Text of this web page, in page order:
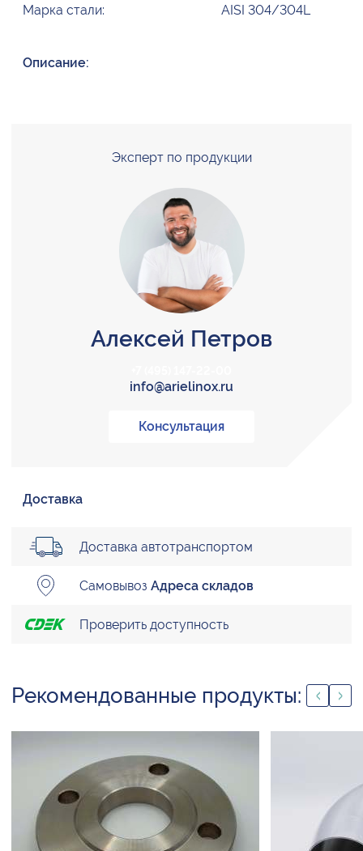
Марка стали: AISI 304/304L
Описание:
Эксперт по продукции
Алексей Петров
info@arielinox.ru
Консультация
Доставка
Доставка автотранспортом
Самовывоз Адреса складов
Проверить доступность
Рекомендованные продукты: